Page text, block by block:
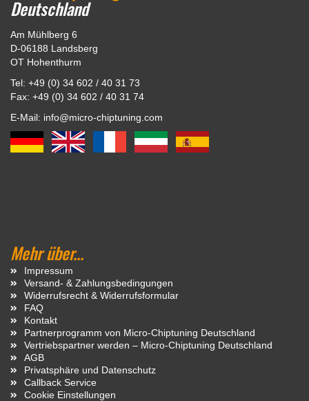
Deutschland
Am Mühlberg 6
D-06188 Landsberg
OT Hohenthurm
Tel: +49 (0) 34 602 / 40 31 73
Fax: +49 (0) 34 602 / 40 31 74
E-Mail: info@micro-chiptuning.com
Mehr über...
Impressum
Versand- & Zahlungsbedingungen
Widerrufsrecht & Widerrufsformular
FAQ
Kontakt
Partnerprogramm von Micro-Chiptuning Deutschland
Vertriebspartner werden – Micro-Chiptuning Deutschland
AGB
Privatsphäre und Datenschutz
Callback Service
Cookie Einstellungen